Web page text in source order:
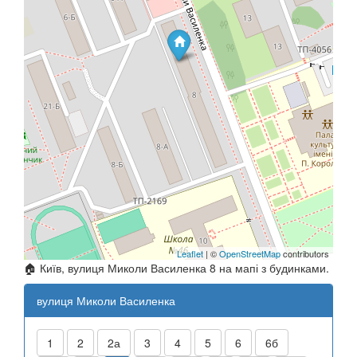
Leaflet | ©OpenStreetMapcontributors
🏠 Київ, вулиця Миколи Василенка 8 на мапі з будинками.
вулиця Миколи Василенка
1 2 2а 3 4 5 6 6б